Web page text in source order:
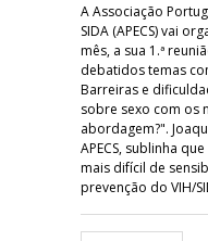
A Associação
SIDA (APECS) vai
mês, a sua 1.ª
debatidos temas
Barreiras e
sobre sexo com os
abordagem?".
APECS, sublinha
mais difícil de
prevenção do VIH/